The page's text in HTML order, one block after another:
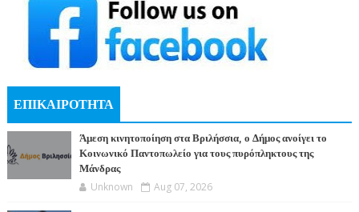
ΕΠΙΚΑΙΡΟΤΗΤΑ
Άμεση κινητοποίηση στα Βριλήσσια, ο Δήμος ανοίγει το
Κοινωνικό Παντοπωλείο για τους πυρόπληκτους της
Μάνδρας
Unknown Aug 07, 2026